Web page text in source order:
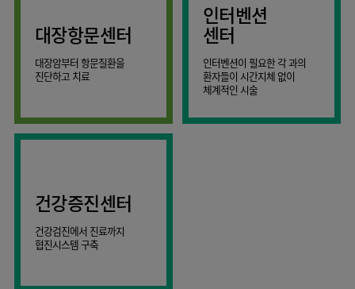
대장항문센터
대장암부터 항문질환을
진단하고 치료
인터벤션
센터
인터벤션이 필요한 각 과의
환자들이 시간지체 없이
체계적인 시술
건강증진센터
건강검진에서 진료까지
협진시스템 구축